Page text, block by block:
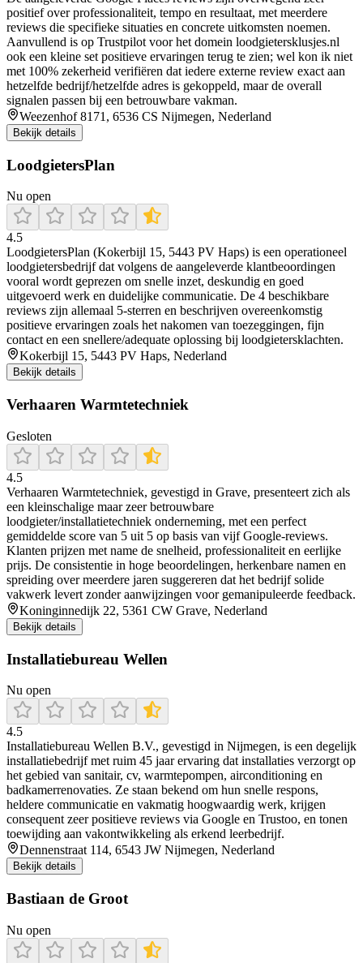
positief over professionaliteit, tempo en resultaat, met meerdere
reviews die specifieke situaties en concrete uitkomsten noemen.
Aanvullend is op Trustpilot voor het domein loodgietersklusjes.nl
ook een kleine set positieve ervaringen terug te zien; wel kon ik niet
met 100% zekerheid verifiëren dat iedere externe review exact aan
hetzelfde bedrijf/hetzelfde adres is gekoppeld, maar de overall
signalen passen bij een betrouwbare vakman.
Weezenhof 8171, 6536 CS Nijmegen, Nederland
Bekijk details
LoodgietersPlan
Nu open
4.5
LoodgietersPlan (Kokerbijl 15, 5443 PV Haps) is een operationeel
loodgietersbedrijf dat volgens de aangeleverde klantbeoordingen
vooral wordt geprezen om snelle inzet, deskundig en goed
uitgevoerd werk en duidelijke communicatie. De 4 beschikbare
reviews zijn allemaal 5-sterren en beschrijven overeenkomstig
positieve ervaringen zoals het nakomen van toezeggingen, fijn
contact en een snellere/adequate oplossing bij loodgietersklachten.
Kokerbijl 15, 5443 PV Haps, Nederland
Bekijk details
Verhaaren Warmtetechniek
Gesloten
4.5
Verhaaren Warmtetechniek, gevestigd in Grave, presenteert zich als
een kleinschalige maar zeer betrouwbare
loodgieter/installatietechniek onderneming, met een perfect
gemiddelde score van 5 uit 5 op basis van vijf Google‑reviews.
Klanten prijzen met name de snelheid, professionaliteit en eerlijke
prijs. De consistentie in hoge beoordelingen, herkenbare namen en
spreiding over meerdere jaren suggereren dat het bedrijf solide
vakwerk levert zonder aanwijzingen voor gemanipuleerde feedback.
Koninginnedijk 22, 5361 CW Grave, Nederland
Bekijk details
Installatiebureau Wellen
Nu open
4.5
Installatiebureau Wellen B.V., gevestigd in Nijmegen, is een degelijk
installatiebedrijf met ruim 45 jaar ervaring dat installaties verzorgt op
het gebied van sanitair, cv, warmtepompen, airconditioning en
badkamerrenovaties. Ze staan bekend om hun snelle respons,
heldere communicatie en vakmatig hoogwaardig werk, krijgen
consequent zeer positieve reviews via Google en Trustoo, en tonen
toewijding aan vakontwikkeling als erkend leerbedrijf.
Dennenstraat 114, 6543 JW Nijmegen, Nederland
Bekijk details
Bastiaan de Groot
Nu open